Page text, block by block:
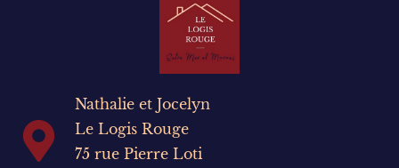
Nathalie et Jocelyn
Le Logis Rouge
75 rue Pierre Loti